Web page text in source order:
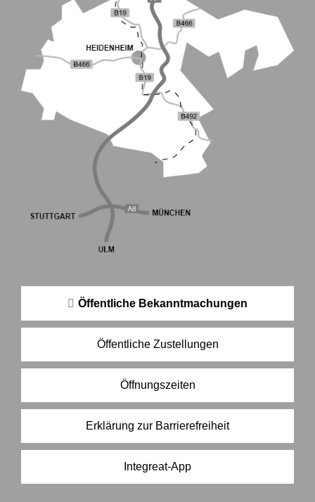
Öffentliche Bekanntmachungen
Öffentliche Zustellungen
Öffnungszeiten
Erklärung zur Barrierefreiheit
Integreat-App